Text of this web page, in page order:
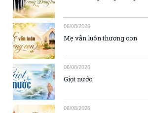
06/08/2026
Mẹ vẫn luôn thương con
06/08/2026
Giọt nước
06/08/2026